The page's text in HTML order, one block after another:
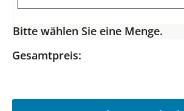
Bitte wählen Sie eine Menge.
Gesamtpreis: